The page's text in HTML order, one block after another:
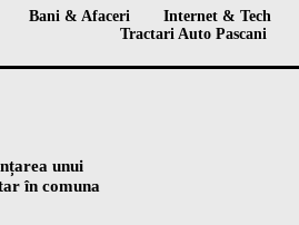
Bani & Afaceri Internet & Tech
Tractari Auto Pascani
unui
în comuna